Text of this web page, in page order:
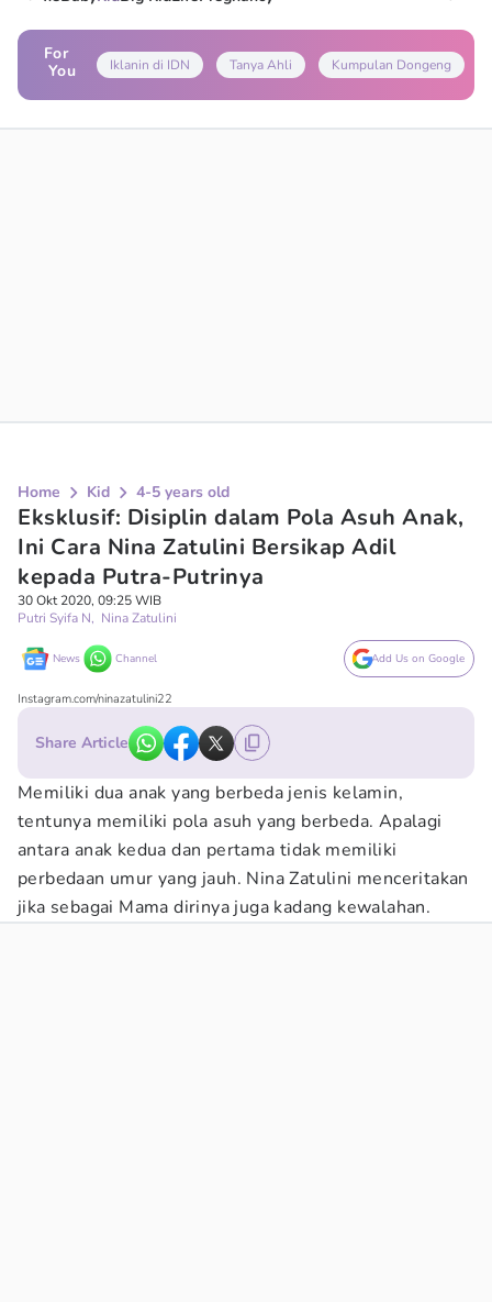
For
You
Iklanin di IDN Tanya Ahli Kumpulan Dongeng
Home Kid 4-5 years old
Eksklusif: Disiplin dalam Pola Asuh Anak,
Ini Cara Nina Zatulini Bersikap Adil
kepada Putra-Putrinya
30 Okt 2020, 09:25 WIB
Putri Syifa N, Nina Zatulini
News Channel Add Us on Google
Instagram.com/ninazatulini22
Share Article
Memiliki dua anak yang berbeda jenis kelamin,
tentunya memiliki pola asuh yang berbeda. Apalagi
antara anak kedua dan pertama tidak memiliki
perbedaan umur yang jauh. Nina Zatulini menceritakan
jika sebagai Mama dirinya juga kadang kewalahan.